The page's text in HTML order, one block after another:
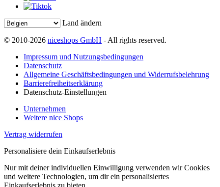
Land ändern
© 2010-2026 niceshops GmbH - All rights reserved.
Impressum und Nutzungsbedingungen
Datenschutz
Allgemeine Geschäftsbedingungen und Widerrufsbelehrung
Barrierefreiheitserklärung
Datenschutz-Einstellungen
Unternehmen
Weitere nice Shops
Vertrag widerrufen
Personalisiere dein Einkaufserlebnis
Nur mit deiner individuellen Einwilligung verwenden wir Cookies
und weitere Technologien, um dir ein personalisiertes
Einkaufserlebnis zu bieten.